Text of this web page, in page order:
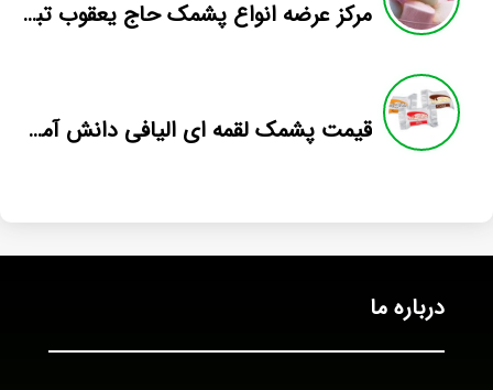
مرکز عرضه انواع پشمک حاج یعقوب تبریز
قیمت پشمک لقمه ای الیافی دانش آموزی
درباره ما